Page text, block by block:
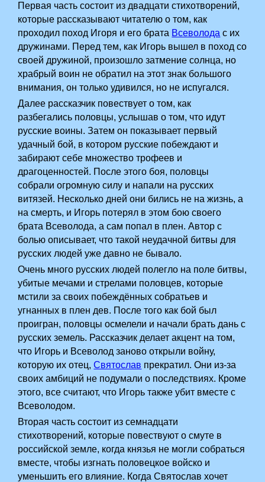
Первая часть состоит из двадцати стихотворений,
которые рассказывают читателю о том, как
проходил поход Игоря и его брата Всеволода с их
дружинами. Перед тем, как Игорь вышел в поход со
своей дружиной, произошло затмение солнца, но
храбрый воин не обратил на этот знак большого
внимания, он только удивился, но не испугался.
Далее рассказчик повествует о том, как
разбегались половцы, услышав о том, что идут
русские воины. Затем он показывает первый
удачный бой, в котором русские побеждают и
забирают себе множество трофеев и
драгоценностей. После этого боя, половцы
собрали огромную силу и напали на русских
витязей. Несколько дней они бились не на жизнь, а
на смерть, и Игорь потерял в этом бою своего
брата Всеволода, а сам попал в плен. Автор с
болью описывает, что такой неудачной битвы для
русских людей уже давно не бывало.
Очень много русских людей полегло на поле битвы,
убитые мечами и стрелами половцев, которые
мстили за своих побеждённых собратьев и
угнанных в плен дев. После того как бой был
проигран, половцы осмелели и начали брать дань с
русских земель. Рассказчик делает акцент на том,
что Игорь и Всеволод заново открыли войну,
которую их отец,Святослав прекратил. Они из-за
своих амбиций не подумали о последствиях. Кроме
этого, все считают, что Игорь также убит вместе с
Всеволодом.
Вторая часть состоит из семнадцати
стихотворений, которые повествуют о смуте в
российской земле, когда князья не могли собраться
вместе, чтобы изгнать половецкое войско и
уменьшить его влияние. Когда Святослав хочет